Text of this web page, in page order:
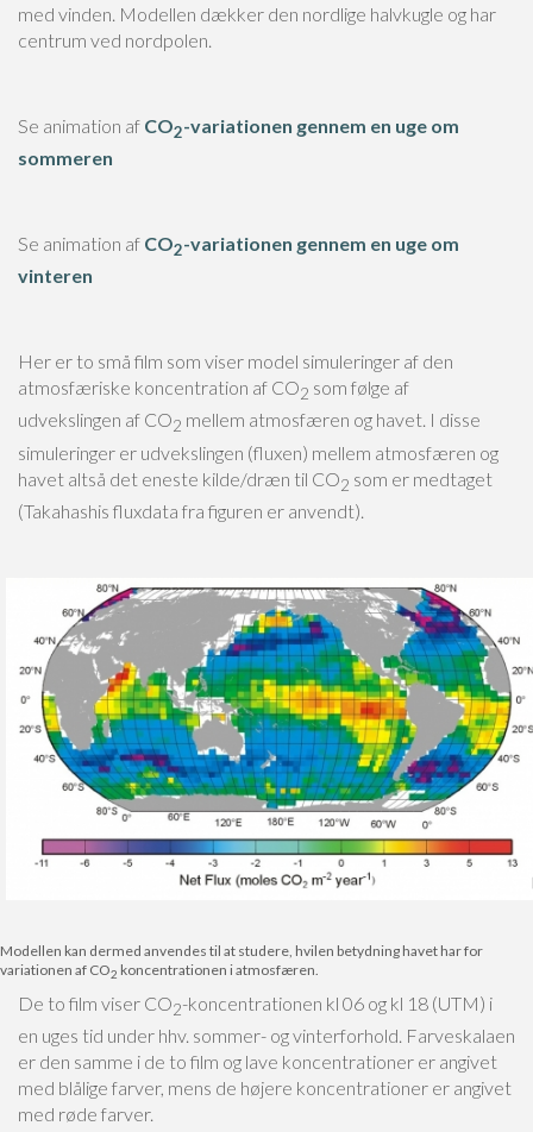
med vinden. Modellen dækker den nordlige halvkugle og har
centrum ved nordpolen.
Se animation af CO2-variationen gennem en uge om
sommeren
Se animation af CO2-variationen gennem en uge om
vinteren
Her er to små film som viser model simuleringer af den
atmosfæriske koncentration af CO2 som følge af
udvekslingen af CO2 mellem atmosfæren og havet. I disse
simuleringer er udvekslingen (fluxen) mellem atmosfæren og
havet altså det eneste kilde/dræn til CO2 som er medtaget
(Takahashis fluxdata fra figuren er anvendt).
Modellen kan dermed anvendes til at studere, hvilen betydning havet har for
variationen af CO2 koncentrationen i atmosfæren.
De to film viser CO2-koncentrationen kl 06 og kl 18 (UTM) i
en uges tid under hhv. sommer- og vinterforhold. Farveskalaen
er den samme i de to film og lave koncentrationer er angivet
med blålige farver, mens de højere koncentrationer er angivet
med røde farver.